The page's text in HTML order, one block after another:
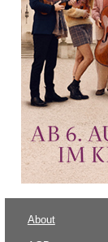
About